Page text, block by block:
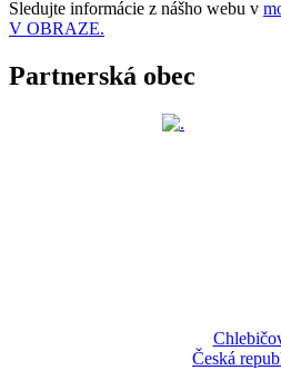
Sledujte informácie z nášho webu v
V OBRAZE.
Partnerská obec
Česká